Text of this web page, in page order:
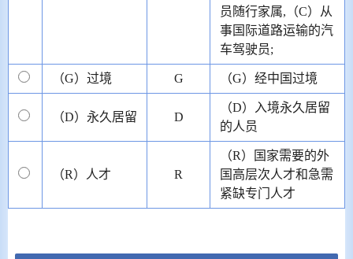
员随行家属,（C）从
事国际道路运输的汽
车驾驶员;
（G）过境 G （G）经中国过境
（D）永久居留 D
（D）入境永久居留
的人员
（R）人才 R
（R）国家需要的外
国高层次人才和急需
紧缺专门人才